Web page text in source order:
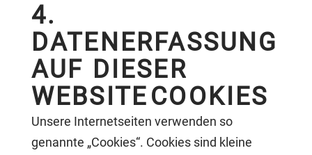
4.
DATENERFASSUNG
AUF DIESER
WEBSITECOOKIES
Unsere Internetseiten verwenden so
genannte „Cookies“. Cookies sind kleine